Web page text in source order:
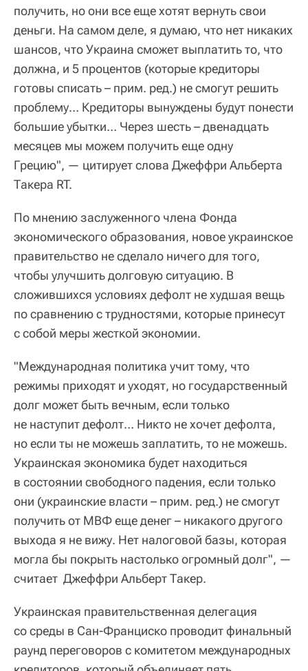
получить, но они все еще хотят вернуть свои
деньги. На самом деле, я думаю, что нет никаких
шансов, что Украина сможет выплатить то, что
должна, и 5 процентов (которые кредиторы
готовы списать – прим. ред.) не смогут решить
проблему… Кредиторы вынуждены будут понести
большие убытки… Через шесть – двенадцать
месяцев мы можем получить еще одну
Грецию", — цитирует слова Джеффри Альберта
Такера RT.
По мнению заслуженного члена Фонда
экономического образования, новое украинское
правительство не сделало ничего для того,
чтобы улучшить долговую ситуацию. В
сложившихся условиях дефолт не худшая вещь
по сравнению с трудностями, которые принесут
с собой меры жесткой экономии.
"Международная политика учит тому, что
режимы приходят и уходят, но государственный
долг может быть вечным, если только
не наступит дефолт… Никто не хочет дефолта,
но если ты не можешь заплатить, то не можешь.
Украинская экономика будет находиться
в состоянии свободного падения, если только
они (украинские власти – прим. ред.) не смогут
получить от МВФ еще денег – никакого другого
выхода я не вижу. Нет налоговой базы, которая
могла бы покрыть настолько огромный долг", —
считает Джеффри Альберт Такер.
Украинская правительственная делегация
со среды в Сан-Франциско проводит финальный
раунд переговоров с комитетом международных